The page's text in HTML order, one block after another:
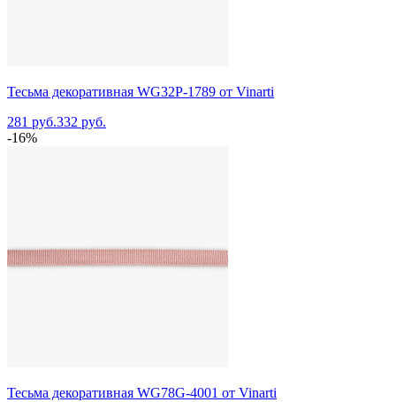
Тесьма декоративная WG32P-1789 от Vinarti
281 руб.332 руб.
-16%
Тесьма декоративная WG78G-4001 от Vinarti